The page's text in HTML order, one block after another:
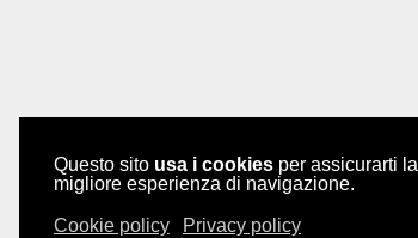
Questo sito usa i cookiesper assicurarti la
migliore esperienza di navigazione.
Cookie policy Privacy policy